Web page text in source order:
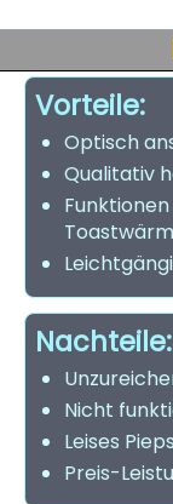
Vorteile:
Optisch
Qualitativ
Nachteile:
Nicht
Leises
Preis-